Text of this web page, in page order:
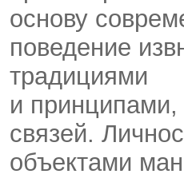
основу
поведение
традициями
и
связей.
объектами